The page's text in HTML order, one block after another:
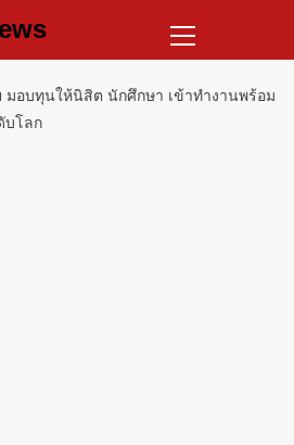
Menu
มอบทุนให้นิสิต นักศึกษา เข้าทำงานพร้อม
บโลก